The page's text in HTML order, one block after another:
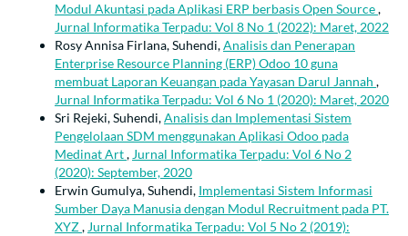
Modul Akuntasi pada Aplikasi ERP berbasis Open Source,
Jurnal Informatika Terpadu: Vol 8 No 1 (2022): Maret, 2022
Rosy Annisa Firlana, Suhendi,Analisis dan Penerapan
Enterprise Resource Planning (ERP) Odoo 10 guna
membuat Laporan Keuangan pada Yayasan Darul Jannah ,
Jurnal Informatika Terpadu: Vol 6 No 1 (2020): Maret, 2020
Sri Rejeki, Suhendi,Analisis dan Implementasi Sistem
Pengelolaan SDM menggunakan Aplikasi Odoo pada
Medinat Art, Jurnal Informatika Terpadu: Vol 6 No 2
(2020): September, 2020
Erwin Gumulya, Suhendi, Implementasi Sistem Informasi
Sumber Daya Manusia dengan Modul Recruitment pada PT.
XYZ, Jurnal Informatika Terpadu: Vol 5 No 2 (2019):